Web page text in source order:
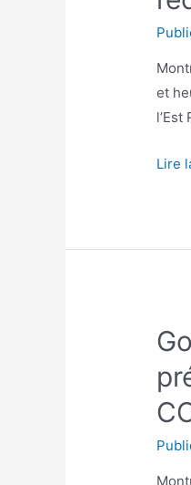
et
Lire